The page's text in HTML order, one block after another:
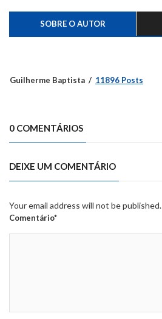
SOBRE O AUTOR
Guilherme Baptista 11896 Posts
0 COMENTÁRIOS
DEIXE UM COMENTÁRIO
Your email address will not be published.
Comentário*